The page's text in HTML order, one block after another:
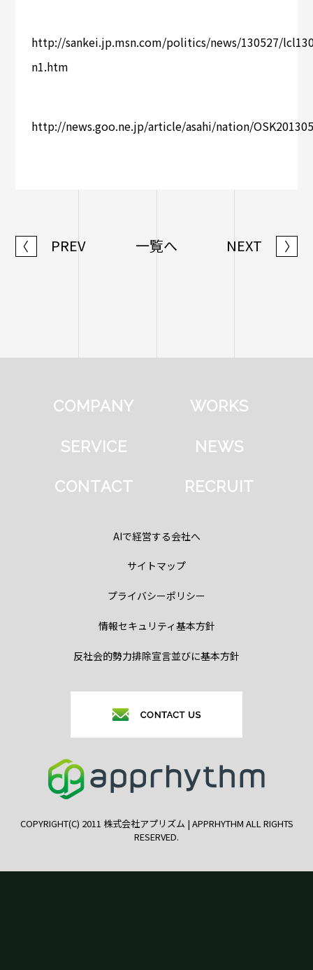
http://sankei.jp.msn.com/politics/news/130527/
n1.htm
http://news.goo.ne.jp/article/asahi/nation/
〈 PREV 一覧へ NEXT 〉
COMPANY WORKS
SERVICE NEWS
CONTACT RECRUIT
AIで経営する会社へ
サイトマップ
プライバシーポリシー
情報セキュリティ基本方針
反社会的勢力排除宣言並びに基本方針
COPYRIGHT(C) 2011 株式会社アプリズム | APPRHYTHM ALL RIGHTS
RESERVED.